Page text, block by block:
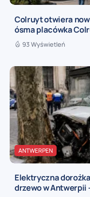
Colruyt otwiera
ósma placówka
93 Wyświetleń
ANTWERPEN
Elektryczna
drzewo w Antwerpii